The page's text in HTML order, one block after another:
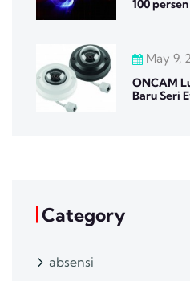
100
May 9,
ONCAM
Baru Seri
Category
absensi